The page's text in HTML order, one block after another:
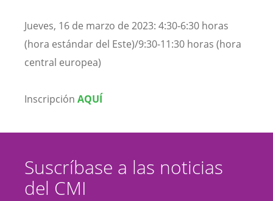
Jueves, 16 de marzo de 2023: 4:30-6:30 horas
(hora estándar del Este)/9:30-11:30 horas (hora
central europea)
Inscripción AQUÍ
Suscríbase a las noticias
del CMI